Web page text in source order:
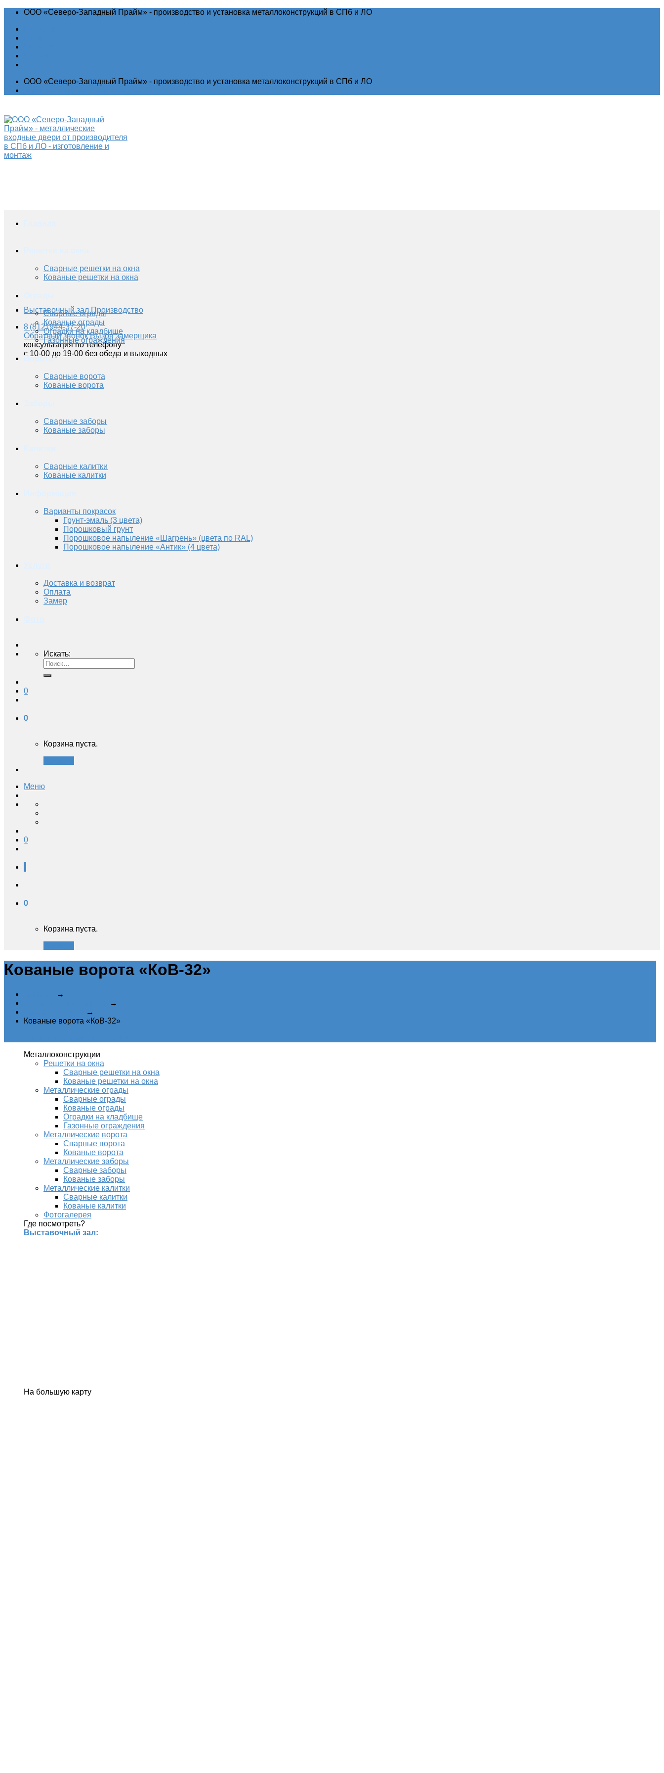
ООО «Северо-Западный Прайм» - производство и установка металлоконструкций в СПб и ЛО
ООО «Северо-Западный Прайм» - производство и установка металлоконструкций в СПб и ЛО
Выставочный зал Производство
8 (812) 944-37-20
Обратный звонок Вызов замерщика
консультация по телефону
с 10-00 до 19-00 без обеда и выходных
Сварные решетки на окна
Кованые решетки на окна
Сварные ограды
Кованые ограды
Оградки на кладбище
Газонные ограждения
Ворота
Сварные ворота
Кованые ворота
Сварные заборы
Кованые заборы
Сварные калитки
Кованые калитки
Варианты покрасок
Грунт-эмаль (3 цвета)
Порошковый грунт
Порошковое напыление «Шагрень» (цвета по RAL)
Порошковое напыление «Антик» (4 цвета)
Доставка и возврат
Оплата
Замер
Искать:
0
0
Корзина пуста.
Меню
0
0
Корзина пуста.
Кованые ворота «КоВ-32»
→
→
→
Кованые ворота «КоВ-32»
Металлоконструкции
Решетки на окна
Сварные решетки на окна
Кованые решетки на окна
Металлические ограды
Сварные ограды
Кованые ограды
Оградки на кладбище
Газонные ограждения
Металлические ворота
Сварные ворота
Кованые ворота
Металлические заборы
Сварные заборы
Кованые заборы
Металлические калитки
Сварные калитки
Кованые калитки
Фотогалерея
Где посмотреть?
Выставочный зал:
На большую карту